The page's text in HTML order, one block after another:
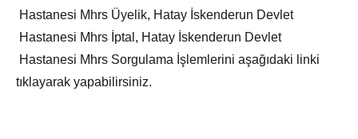
Hastanesi Mhrs Üyelik, Hatay İskenderun Devlet
Hastanesi Mhrs İptal, Hatay İskenderun Devlet
Hastanesi Mhrs Sorgulama İşlemlerini aşağıdaki linki
tıklayarak yapabilirsiniz.